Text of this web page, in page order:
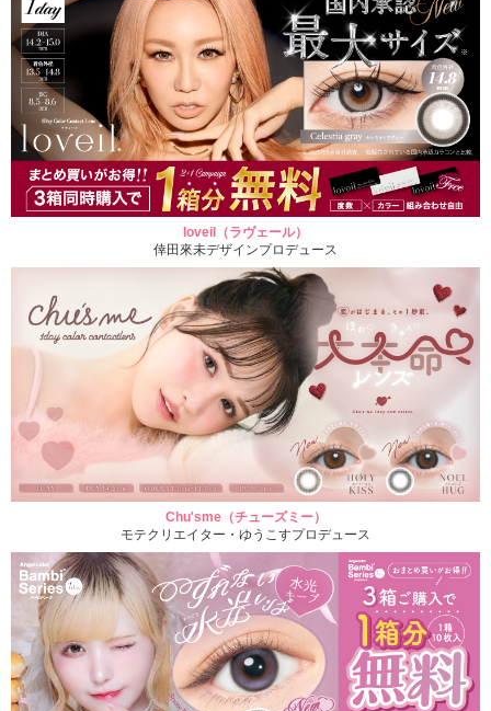
loveil（ラヴェール）
倖田來未デザインプロデュース
Chu'sme（チューズミー）
モテクリエイター・ゆうこすプロデュース